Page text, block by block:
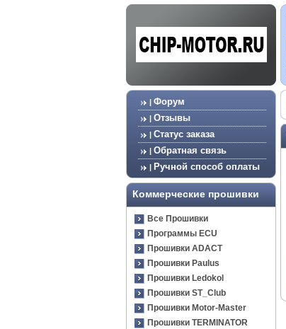
| Форум
| Отзывы
| Статус заказа
| Обратная связь
| Ручной способ оплаты
Коммерческие прошивки
Все Прошивки
Программы ECU
Прошивки ADACT
Прошивки Paulus
Прошивки Ledokol
Прошивки ST_Club
Прошивки Motor-Master
Прошивки TERMINATOR